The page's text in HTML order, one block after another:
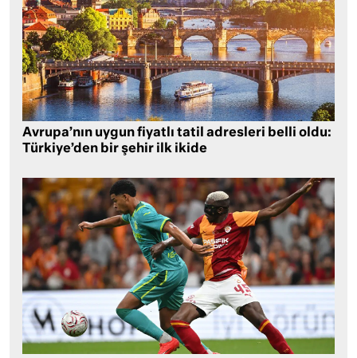
Avrupa’nın uygun fiyatlı tatil adresleri belli oldu:
Türkiye’den bir şehir ilk ikide